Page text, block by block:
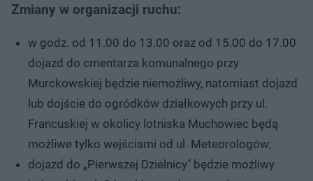
Zmiany w organizacji ruchu:
w godz. od 11.00 do 13.00 oraz od 15.00 do 17.00
dojazd do cmentarza komunalnego przy
Murckowskiej będzie niemożliwy, natomiast dojazd
lub dojście do ogródków działkowych przy ul.
Francuskiej w okolicy lotniska Muchowiec będą
możliwe tylko wejściami od ul. Meteorologów;
dojazd do „Pierwszej Dzielnicy" będzie możliwy